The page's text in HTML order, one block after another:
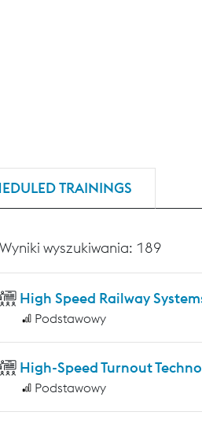
TRAININGS
Wyniki wyszukiwania: 189
High Speed Railway
Podstawowy
High-Speed Turnout
Podstawowy